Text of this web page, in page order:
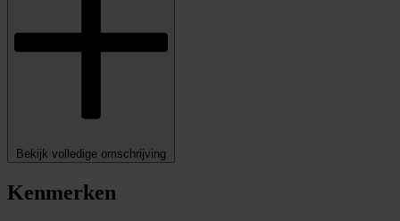
Bekijk volledige omschrijving
Kenmerken